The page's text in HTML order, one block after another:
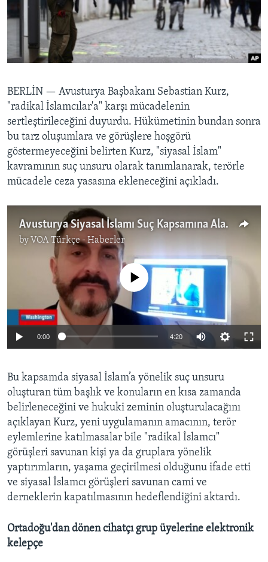
HAYATTAN
SANAT
BIZI TAKIP EDIN
Diller
BERLİN — Avusturya Başbakanı Sebastian Kurz,
"radikal İslamcılar'a" karşı mücadelenin
sertleştirileceğini duyurdu. Hükümetinin bundan sonra
bu tarz oluşumlara ve görüşlere hoşgörü
göstermeyeceğini belirten Kurz, "siyasal İslam"
kavramının suç unsuru olarak tanımlanarak, terörle
mücadele ceza yasasına ekleneceğini açıkladı.
Avusturya Siyasal İslamı Suç Kapsamına Alacak
byVOA Türkçe - Haberler
No media source currently available
0:00 4:20
Bu kapsamda siyasal İslam’a yönelik suç unsuru
oluşturan tüm başlık ve konuların en kısa zamanda
belirleneceğini ve hukuki zeminin oluşturulacağını
açıklayan Kurz, yeni uygulamanın amacının, terör
eylemlerine katılmasalar bile "radikal İslamcı"
görüşleri savunan kişi ya da gruplara yönelik
yaptırımların, yaşama geçirilmesi olduğunu ifade etti
ve siyasal İslamcı görüşleri savunan cami ve
derneklerin kapatılmasının hedeflendiğini aktardı.
Ortadoğu'dan dönen cihatçı grup üyelerine elektronik
kelepçe